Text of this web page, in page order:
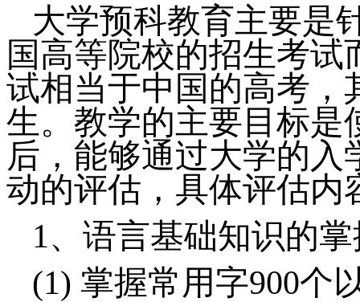
大学预科教育主要是
国高等院校的招生考
试相当于中国的高考，
生。教学的主要目标是
后，能够通过大学的
动的评估，具体评估内
1、 语言基础知识的
(1) 掌握常用字900个